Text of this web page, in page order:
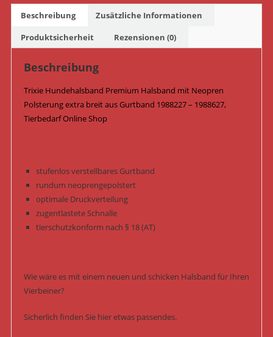
Gurtband
1988227
1988627
Rauten/Karamell
Menge
Beschreibung
Zusätzliche Informationen
Produktsicherheit
Rezensionen (0)
Beschreibung
Trixie Hundehalsband Premium Halsband mit Neopren
Polsterung extra breit aus Gurtband 1988227 – 1988627,
Tierbedarf Online Shop
stufenlos verstellbares Gurtband
rundum neoprengepolstert
optimale Druckverteilung
zugentlastete Schnalle
tierschutzkonform nach § 18 (AT)
Wie wäre es mit einem neuen und schicken Halsband für Ihren
Vierbeiner?
Sicherlich finden Sie hier etwas passendes.